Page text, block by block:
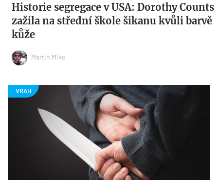
Historie segregace v USA: Dorothy Counts
zažila na střední škole šikanu kvůli barvě
kůže
Martin Miko